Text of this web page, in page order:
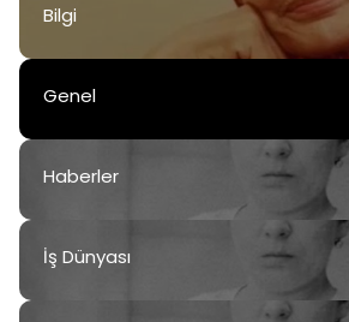
Bilgi
Genel
Haberler
İş Dünyası